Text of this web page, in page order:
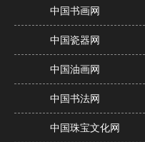
中国书画网
中国瓷器网
中国油画网
中国书法网
中国珠宝文化网